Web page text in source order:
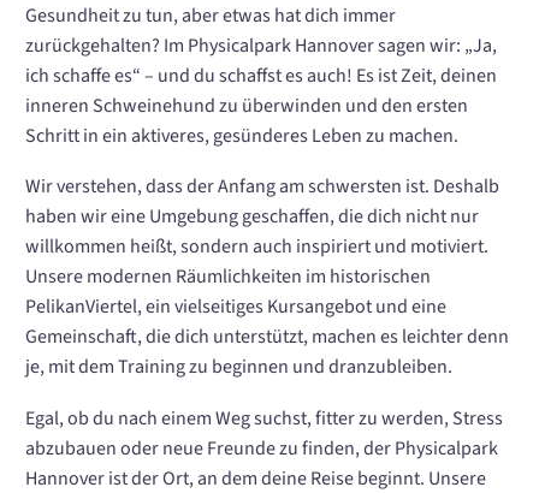
Gesundheit zu tun, aber etwas hat dich immer
zurückgehalten? Im Physicalpark Hannover sagen wir: „Ja,
ich schaffe es“ – und du schaffst es auch! Es ist Zeit, deinen
inneren Schweinehund zu überwinden und den ersten
Schritt in ein aktiveres, gesünderes Leben zu machen.
Wir verstehen, dass der Anfang am schwersten ist. Deshalb
haben wir eine Umgebung geschaffen, die dich nicht nur
willkommen heißt, sondern auch inspiriert und motiviert.
Unsere modernen Räumlichkeiten im historischen
PelikanViertel, ein vielseitiges Kursangebot und eine
Gemeinschaft, die dich unterstützt, machen es leichter denn
je, mit dem Training zu beginnen und dranzubleiben.
Egal, ob du nach einem Weg suchst, fitter zu werden, Stress
abzubauen oder neue Freunde zu finden, der Physicalpark
Hannover ist der Ort, an dem deine Reise beginnt. Unsere